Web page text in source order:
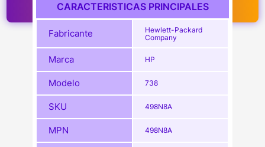
CARACTERISTICAS PRINCIPALES
Fabricante
Hewlett-Packard
Company
Marca HP
Modelo 738
SKU 498N8A
MPN 498N8A